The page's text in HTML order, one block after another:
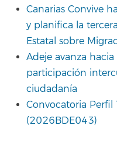
Canarias Convive
y planifica la
Estatal sobre
Adeje avanza
participación
ciudadanía
Convocatoria Perfil
(2026BDE043)